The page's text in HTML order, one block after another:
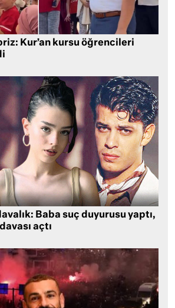
Kur’an kursu öğrencileri
Baba suç duyurusu yaptı,
açtı